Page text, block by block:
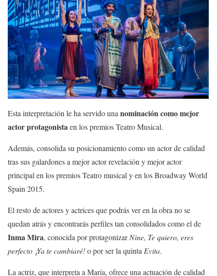
Esta interpretación le ha servido una nominación como mejor
actor protagonistaen los premios Teatro Musical.
Además, consolida su posicionamiento como un actor de calidad
tras sus galardones a mejor actor revelación y mejor actor
principal en los premios Teatro musical y en los Broadway World
Spain 2015.
El resto de actores y actrices que podrás ver en la obra no se
quedan atrás y encontrarás perfiles tan consolidados como el de
Inma Mira, conocida por protagonizarNine, Te quiero, eres
perfecto ¡Ya te cambiaré!o por ser la quinta Evita.
La actriz, que interpreta a María, ofrece una actuación de calidad